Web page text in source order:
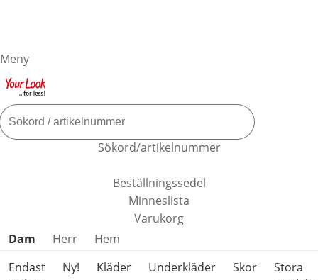
Meny
Sökord/artikelnummer
Beställningssedel
Minneslista
Varukorg
Hoppa över produktkategorier
Dam Herr
Hem
Endast
Ny! Kläder Underkläder Skor
Stora